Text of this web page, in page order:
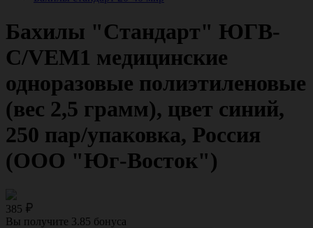
Бахилы "Стандарт" ЮГВ-
С/VEM1 медицинские
одноразовые полиэтиленовые
(вес 2,5 грамм), цвет синий,
250 пар/упаковка, Россия
(ООО "Юг-Восток")
385
Вы получите 3.85 бонуса